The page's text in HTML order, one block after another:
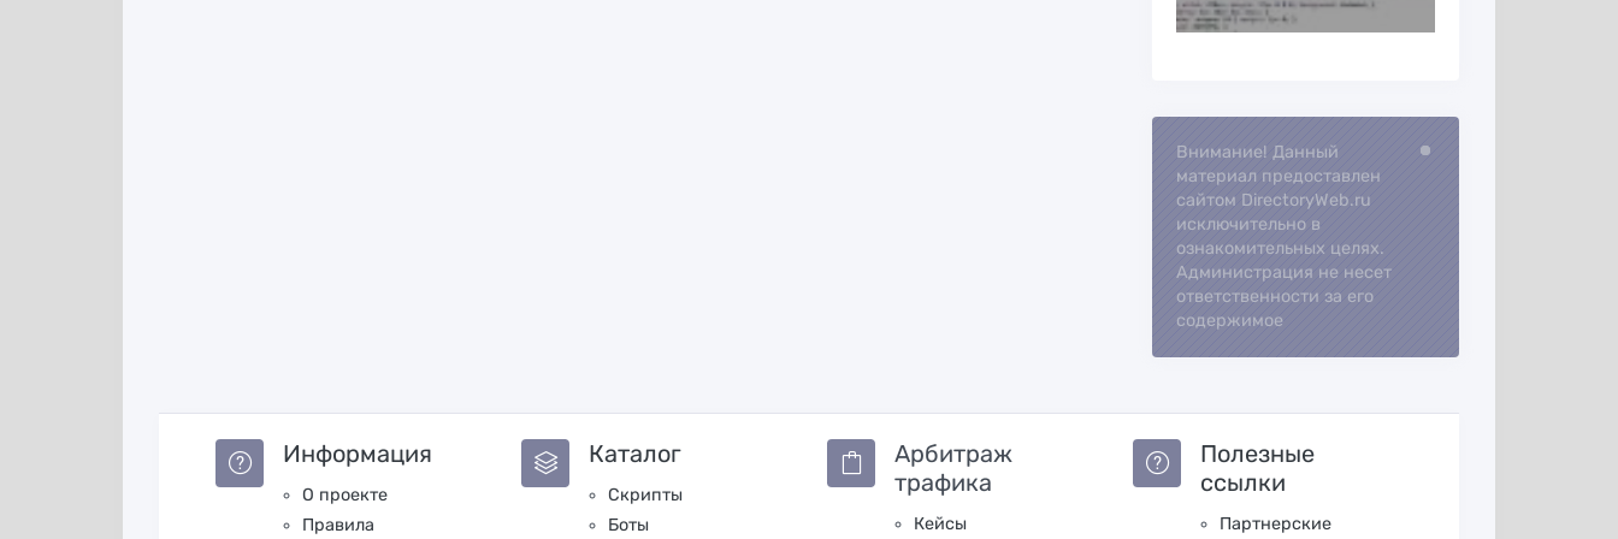
Внимание! Данный
материал предоставлен
сайтом DirectoryWeb.ru
исключительно в
ознакомительных целях.
Администрация не несет
ответственности за его
содержимое
Информация
О проекте
Правила
Каталог
Скрипты
Боты
Арбитраж
трафика
Кейсы
Полезные
ссылки
Партнерские